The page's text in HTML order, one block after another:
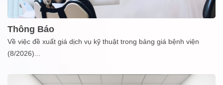
Thông Báo
Về việc đề xuất giá dịch vụ kỹ thuật trong bảng giá bệnh viện
(8/2026)